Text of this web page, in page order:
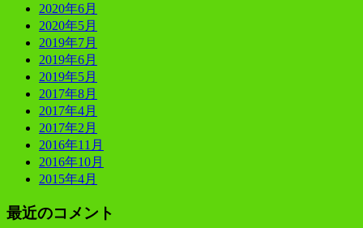
2020年6月
2020年5月
2019年7月
2019年6月
2019年5月
2017年8月
2017年4月
2017年2月
2016年11月
2016年10月
2015年4月
最近のコメント